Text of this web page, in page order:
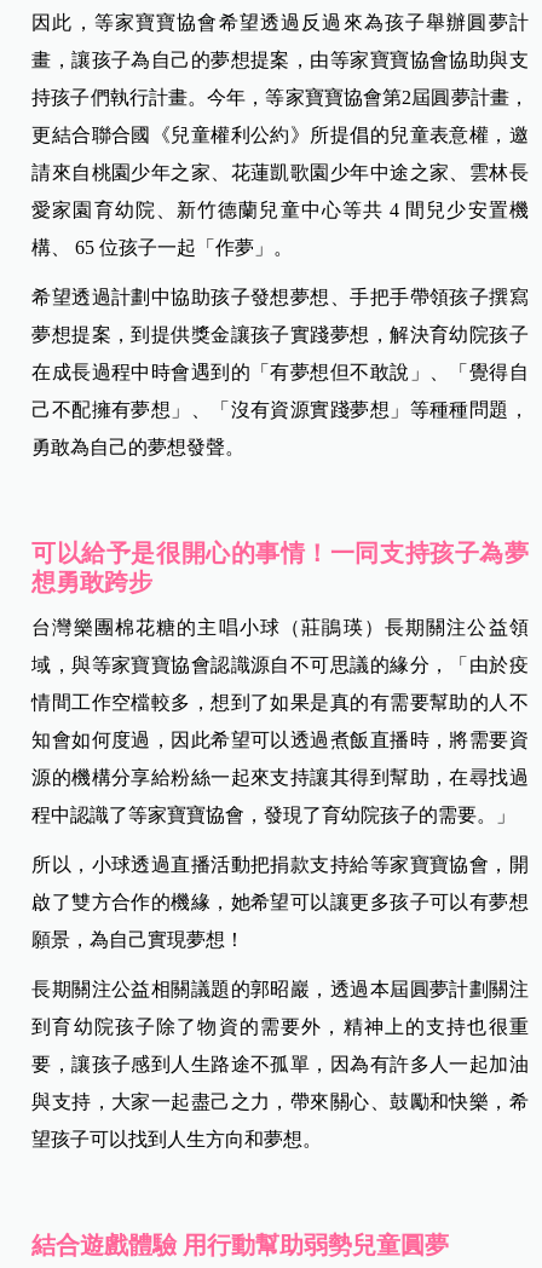
因此，等家寶寶協會希望透過反過來為孩子舉辦圓夢計
畫，讓孩子為自己的夢想提案，由等家寶寶協會協助與支
持孩子們執行計畫。今年，等家寶寶協會第2屆圓夢計畫，
更結合聯合國《兒童權利公約》所提倡的兒童表意權，邀
請來自桃園少年之家、花蓮凱歌園少年中途之家、雲林長
愛家園育幼院、新竹德蘭兒童中心等共 4 間兒少安置機
構、 65 位孩子一起「作夢」。
希望透過計劃中協助孩子發想夢想、手把手帶領孩子撰寫
夢想提案，到提供獎金讓孩子實踐夢想，解決育幼院孩子
在成長過程中時會遇到的「有夢想但不敢說」、「覺得自
己不配擁有夢想」、「沒有資源實踐夢想」等種種問題，
勇敢為自己的夢想發聲。
可以給予是很開心的事情！一同支持孩子為夢
想勇敢跨步
台灣樂團棉花糖的主唱小球（莊鵑瑛）長期關注公益領
域，與等家寶寶協會認識源自不可思議的緣分，「由於疫
情間工作空檔較多，想到了如果是真的有需要幫助的人不
知會如何度過，因此希望可以透過煮飯直播時，將需要資
源的機構分享給粉絲一起來支持讓其得到幫助，在尋找過
程中認識了等家寶寶協會，發現了育幼院孩子的需要。」
所以，小球透過直播活動把捐款支持給等家寶寶協會，開
啟了雙方合作的機緣，她希望可以讓更多孩子可以有夢想
願景，為自己實現夢想！
長期關注公益相關議題的郭昭巖，透過本屆圓夢計劃關注
到育幼院孩子除了物資的需要外，精神上的支持也很重
要，讓孩子感到人生路途不孤單，因為有許多人一起加油
與支持，大家一起盡己之力，帶來關心、鼓勵和快樂，希
望孩子可以找到人生方向和夢想。
結合遊戲體驗 用行動幫助弱勢兒童圓夢